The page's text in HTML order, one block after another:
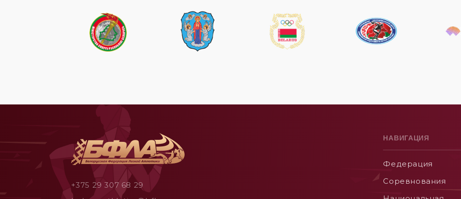
+375 29 307 68 29
НАВИГАЦИЯ
Федерация
Соревнования